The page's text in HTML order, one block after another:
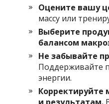
Оцените вашу
массу или
Выберите
балансом
Не забывайте
Поддерживайте
энергии.
Корректируйте